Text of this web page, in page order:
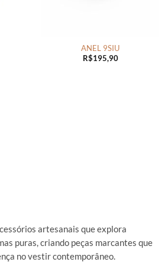
ANEL 9SIU
R$195,90
artesanais que explora
puras, criando peças marcantes que
no vestir contemporâneo.